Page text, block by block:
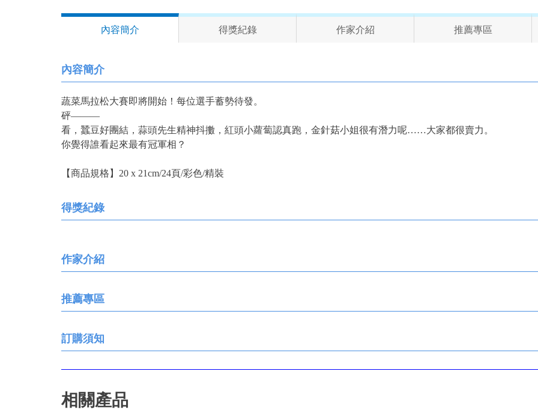
內容簡介 得獎紀錄 作家介紹 推薦專區
內容簡介
蔬菜馬拉松大賽即將開始！每位選手蓄勢待發。
砰———
看，蠶豆好團結，蒜頭先生精神抖擻，紅頭小蘿蔔認真跑，金針菇小姐很有潛力呢……大家都很賣力。
你覺得誰看起來最有冠軍相？
【商品規格】20 x 21cm/24頁/彩色/精裝
得獎紀錄
作家介紹
推薦專區
訂購須知
相關產品